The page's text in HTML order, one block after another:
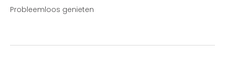
Probleemloos genieten